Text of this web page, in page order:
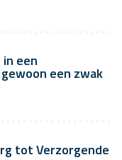
een
een zwak
tot Verzorgende